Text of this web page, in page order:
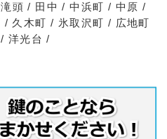
頭 / 田中 / 中浜町 / 中原 /
久木町 / 氷取沢町 / 広地町
洋光台 /